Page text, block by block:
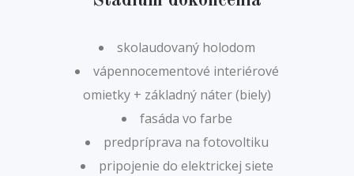
skolaudovaný holodom
vápennocementové interiérové
omietky + základný náter (biely)
fasáda vo farbe
predpríprava na fotovoltiku
pripojenie do elektrickej siete